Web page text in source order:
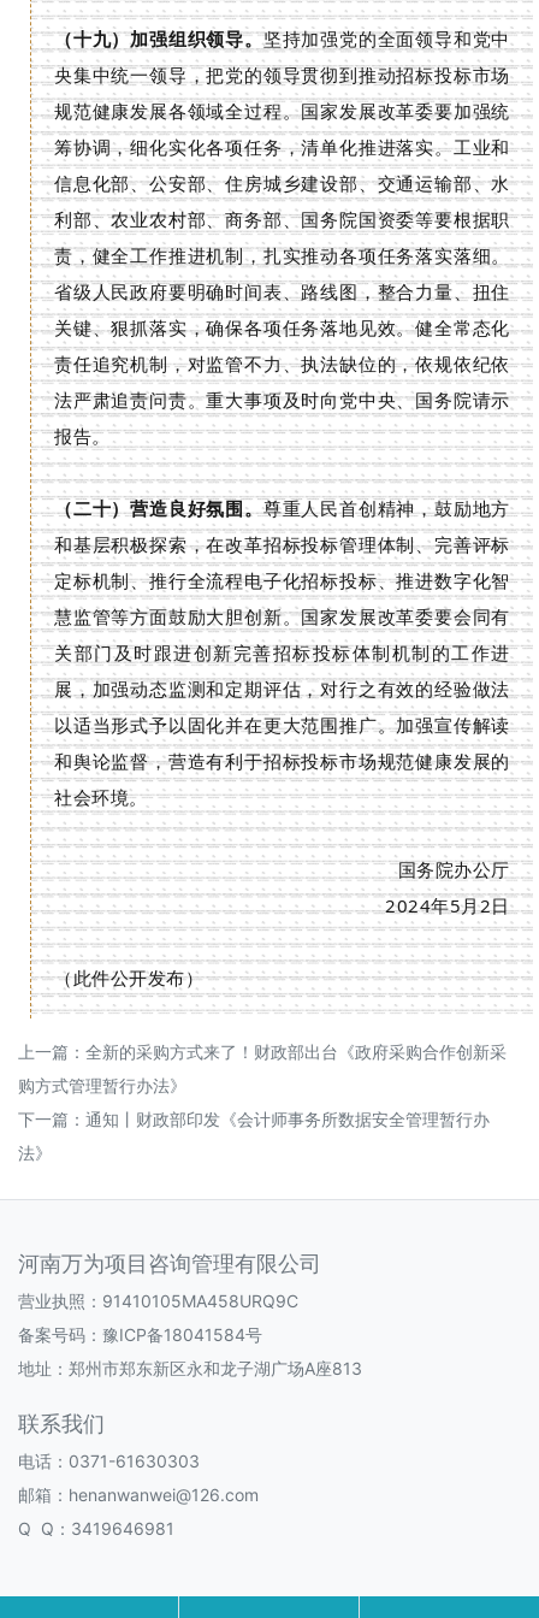
（十九）加强组织领导。坚持加强党的全面领导和党中
央集中统一领导，把党的领导贯彻到推动招标投标市场
规范健康发展各领域全过程。国家发展改革委要加强统
筹协调，细化实化各项任务，清单化推进落实。工业和
信息化部、公安部、住房城乡建设部、交通运输部、水
利部、农业农村部、商务部、国务院国资委等要根据职
责，健全工作推进机制，扎实推动各项任务落实落细。
省级人民政府要明确时间表、路线图，整合力量、扭住
关键、狠抓落实，确保各项任务落地见效。健全常态化
责任追究机制，对监管不力、执法缺位的，依规依纪依
法严肃追责问责。重大事项及时向党中央、国务院请示
报告。
（二十）营造良好氛围。尊重人民首创精神，鼓励地方
和基层积极探索，在改革招标投标管理体制、完善评标
定标机制、推行全流程电子化招标投标、推进数字化智
慧监管等方面鼓励大胆创新。国家发展改革委要会同有
关部门及时跟进创新完善招标投标体制机制的工作进
展，加强动态监测和定期评估，对行之有效的经验做法
以适当形式予以固化并在更大范围推广。加强宣传解读
和舆论监督，营造有利于招标投标市场规范健康发展的
社会环境。
国务院办公厅
2024年5月2日
（此件公开发布）
上一篇： 全新的采购方式来了！财政部出台《政府采购合作创新采
购方式管理暂行办法》
下一篇： 通知丨财政部印发《会计师事务所数据安全管理暂行办
法》
河南万为项目咨询管理有限公司
营业执照：91410105MA458URQ9C
备案号码： 豫ICP备18041584号
地址：郑州市郑东新区永和龙子湖广场A座813
联系我们
电话：0371-61630303
邮箱：henanwanwei@126.com
Q Q：3419646981